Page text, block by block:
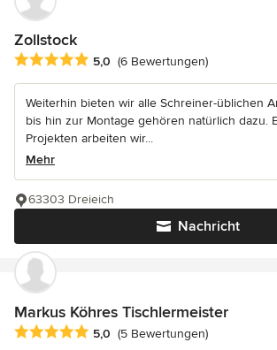
Zollstock
Durchschnittliche Bewertung: 5 von 5
5,0 (6 Bewertungen)
Weiterhin bieten wir alle Schreiner-üblichen
bis hin zur Montage gehören natürlich dazu.
Projekten arbeiten wir...
Mehr
Nachricht
63303 Dreieich
Markus Köhres Tischlermeister
Durchschnittliche Bewertung: 5 von 5
5,0 (5 Bewertungen)